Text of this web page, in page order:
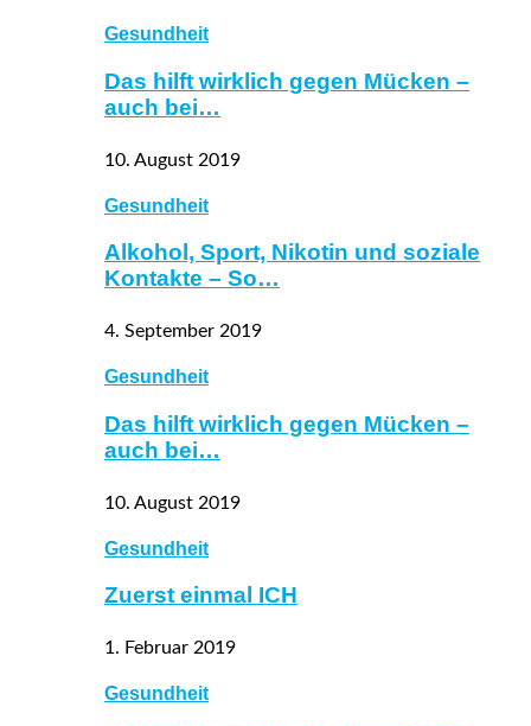
Gesundheit
Das hilft wirklich gegen Mücken –
auch bei…
10. August 2019
Gesundheit
Alkohol, Sport, Nikotin und soziale
Kontakte – So…
4. September 2019
Gesundheit
Das hilft wirklich gegen Mücken –
auch bei…
10. August 2019
Gesundheit
Zuerst einmal ICH
1. Februar 2019
Gesundheit